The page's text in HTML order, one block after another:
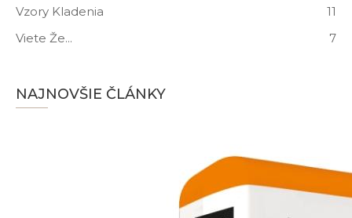
Vzory Kladenia
11
Viete Že...
7
NAJNOVŠIE ČLÁNKY